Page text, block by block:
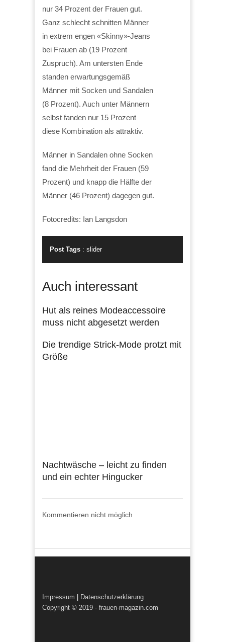
nur 34 Prozent der Frauen gut.
Ganz schlecht schnitten Männer
in extrem engen «Skinny»-Jeans
bei Frauen ab (19 Prozent
Zuspruch). Am untersten Ende
standen erwartungsgemäß
Männer mit Socken und Sandalen
(8 Prozent). Auch unter Männern
selbst fanden nur 15 Prozent
diese Kombination als attraktiv.
Männer in Sandalen ohne Socken
fand die Mehrheit der Frauen (59
Prozent) und knapp die Hälfte der
Männer (46 Prozent) dagegen gut.
Fotocredits: Ian Langsdon
Post Tags : slider
Auch interessant
Hut als reines Modeaccessoire
muss nicht abgesetzt werden
Die trendige Strick-Mode protzt mit
Größe
Nachtwäsche – leicht zu finden
und ein echter Hingucker
Kommentieren nicht möglich
Impressum
Datenschutzerklärung
Copyright © 2019 - frauen-magazin.com